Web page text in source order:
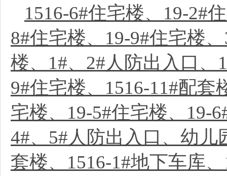
1516-6#住宅楼、19-2#
8#住宅楼、19-9#住宅楼
楼、1#、2#人防出入口、
9#住宅楼、1516-11#配套
宅楼、19-5#住宅楼、19-
4#、5#人防出入口、幼儿
套楼、1516-1#地下车库